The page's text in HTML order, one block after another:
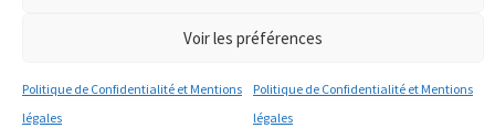
Voir les préférences
Politique de Confidentialité et Mentions
légales
Politique de Confidentialité et Mentions
légales
Puycapel.fr utilise des cookies pour améliorer les performance et
votre usage du site web. nous présumons de votre accord pour
le dicte et vous en donne le droit .